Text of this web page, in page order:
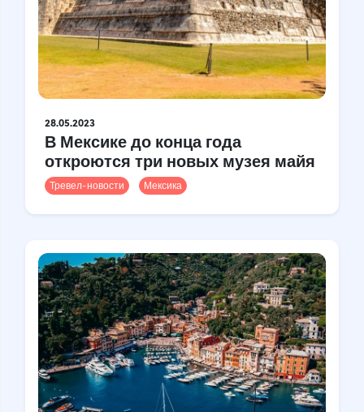
28.05.2023
В Мексике до конца года
откроются три новых музея майя
Тревел-новости Мексика